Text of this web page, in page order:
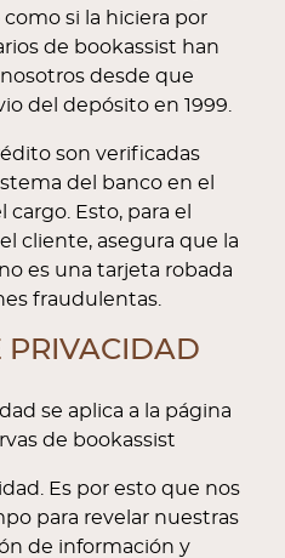
si la hiciera por
de bookassist han
desde que
del depósito en 1999.
son verificadas
del banco en el
Esto, para el
cliente, asegura que la
es una tarjeta robada
fraudulentas.
PRIVACIDAD
se aplica a la página
de bookassist
Es por esto que nos
para revelar nuestras
de información y